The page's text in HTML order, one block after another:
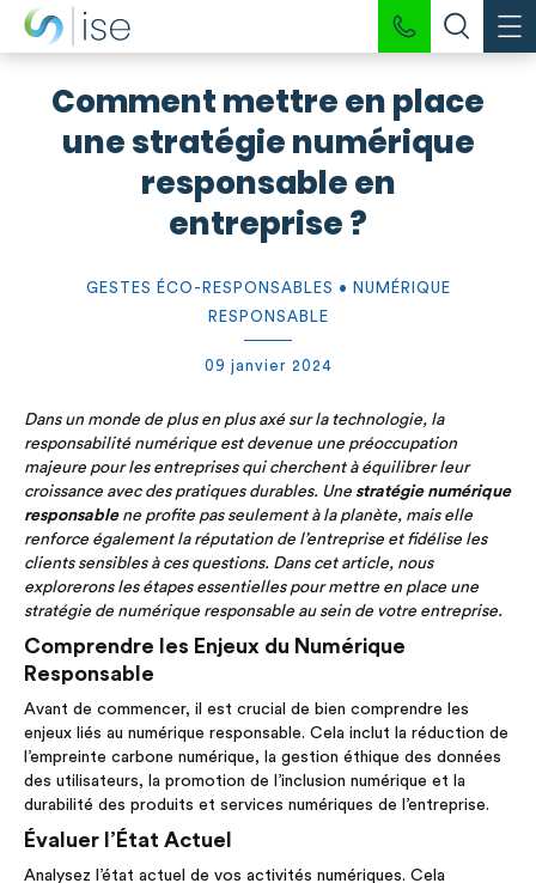
Comment mettre en place
une stratégie numérique
responsable en
entreprise ?
GESTES ÉCO-RESPONSABLES • NUMÉRIQUE
RESPONSABLE
09 janvier 2024
Dans un monde de plus en plus axé sur la technologie, la
responsabilité numérique est devenue une préoccupation
majeure pour les entreprises qui cherchent à équilibrer leur
croissance avec des pratiques durables. Une stratégie numérique
responsablene profite pas seulement à la planète, mais elle
renforce également la réputation de l’entreprise et fidélise les
clients sensibles à ces questions. Dans cet article, nous
explorerons les étapes essentielles pour mettre en place une
stratégie de numérique responsable au sein de votre entreprise.
Comprendre les Enjeux du Numérique
Responsable
Avant de commencer, il est crucial de bien comprendre les
enjeux liés au numérique responsable. Cela inclut la réduction de
l’empreinte carbone numérique, la gestion éthique des données
des utilisateurs, la promotion de l’inclusion numérique et la
durabilité des produits et services numériques de l’entreprise.
Évaluer l’État Actuel
Analysez l’état actuel de vos activités numériques. Cela